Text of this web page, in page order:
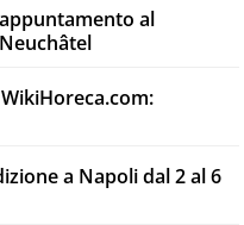
al
a Napoli dal 2 al 6